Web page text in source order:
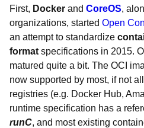
First, Docker and CoreOS,
organizations, started Open
an attempt to standardize
format specifications in 2015.
matured quite a bit. The OCI
now supported by most, if not
registries (e.g. Docker Hub,
runtime specification has a
runC, and most existing